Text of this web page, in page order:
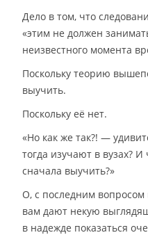
Дело в том, что
«этим не должен
неизвестного момента
Поскольку теорию
выучить.
Поскольку её нет.
«Но как же так?! —
тогда изучают в вузах?
сначала выучить?»
О, с последним вопросом
вам дают некую
в надежде показаться